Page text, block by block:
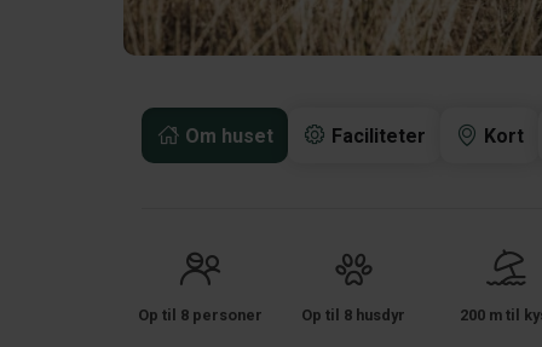
Om huset Faciliteter Kort
Op til 8 personer Op til 8 husdyr 200 m til